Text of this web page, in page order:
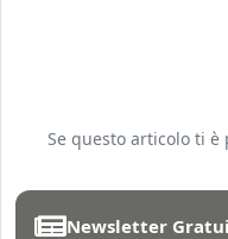
Se questo articolo ti
Newsletter